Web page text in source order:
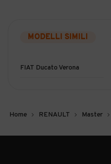
MODELLI SIMILI
FIAT Ducato Verona
Home RENAULT Master